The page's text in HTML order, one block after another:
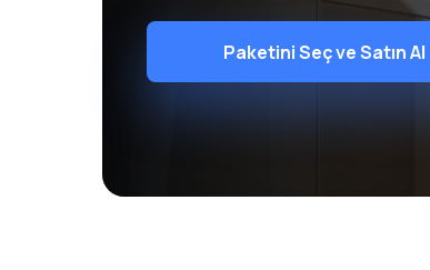
Paketini Seç ve Satın Al